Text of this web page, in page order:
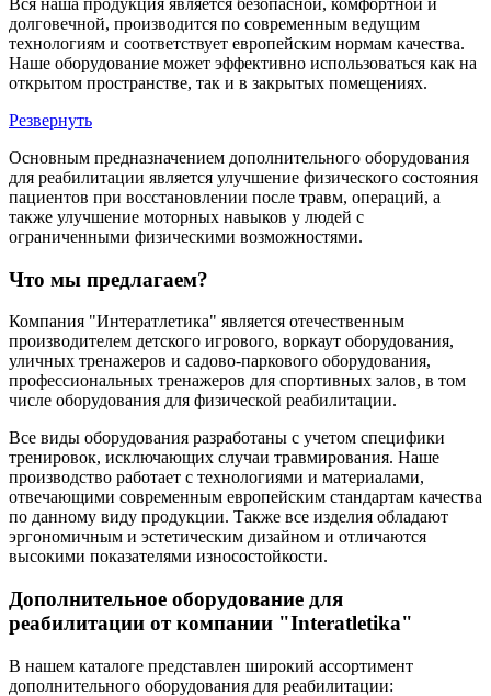
долговечной, производится по современным ведущим
технологиям и соответствует европейским нормам качества.
Наше оборудование может эффективно использоваться как на
открытом пространстве, так и в закрытых помещениях.
Резвернуть
Основным предназначением дополнительного оборудования
для реабилитации является улучшение физического состояния
пациентов при восстановлении после травм, операций, а
также улучшение моторных навыков у людей с
ограниченными физическими возможностями.
Что мы предлагаем?
Компания "Интератлетика" является отечественным
производителем детского игрового, воркаут оборудования,
уличных тренажеров и садово-паркового оборудования,
профессиональных тренажеров для спортивных залов, в том
числе оборудования для физической реабилитации.
Все виды оборудования разработаны с учетом специфики
тренировок, исключающих случаи травмирования. Наше
производство работает с технологиями и материалами,
отвечающими современным европейским стандартам качества
по данному виду продукции. Также все изделия обладают
эргономичным и эстетическим дизайном и отличаются
высокими показателями износостойкости.
Дополнительное оборудование для
реабилитации от компании "Interatletika"
В нашем каталоге представлен широкий ассортимент
дополнительного оборудования для реабилитации: